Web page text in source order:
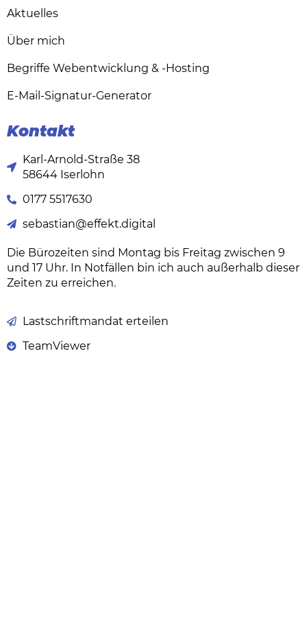
Aktuelles
Über mich
Begriffe Webentwicklung & -Hosting
E-Mail-Signatur-Generator
Kontakt
Karl-Arnold-Straße 38
58644 Iserlohn
0177 5517630
sebastian@effekt.digital
Die Bürozeiten sind Montag bis Freitag zwischen 9
und 17 Uhr. In Notfällen bin ich auch außerhalb dieser
Zeiten zu erreichen.
Lastschriftmandat erteilen
TeamViewer